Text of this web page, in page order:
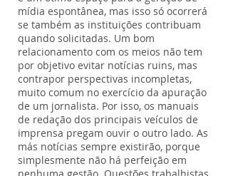
mídia espontânea, mas isso só ocorrerá
se também as instituições contribuam
quando solicitadas. Um bom
relacionamento com os meios não tem
por objetivo evitar notícias ruins, mas
contrapor perspectivas incompletas,
muito comum no exercício da apuração
de um jornalista. Por isso, os manuais
de redação dos principais veículos de
imprensa pregam ouvir o outro lado. As
más notícias sempre existirão, porque
simplesmente não há perfeição em